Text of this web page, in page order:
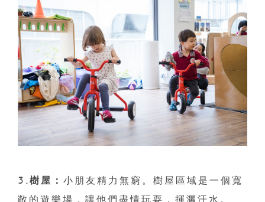
3.樹屋： 小朋友精力無窮。樹屋區域是一個寬
敞的遊樂場，讓他們盡情玩耍，揮灑汗水。